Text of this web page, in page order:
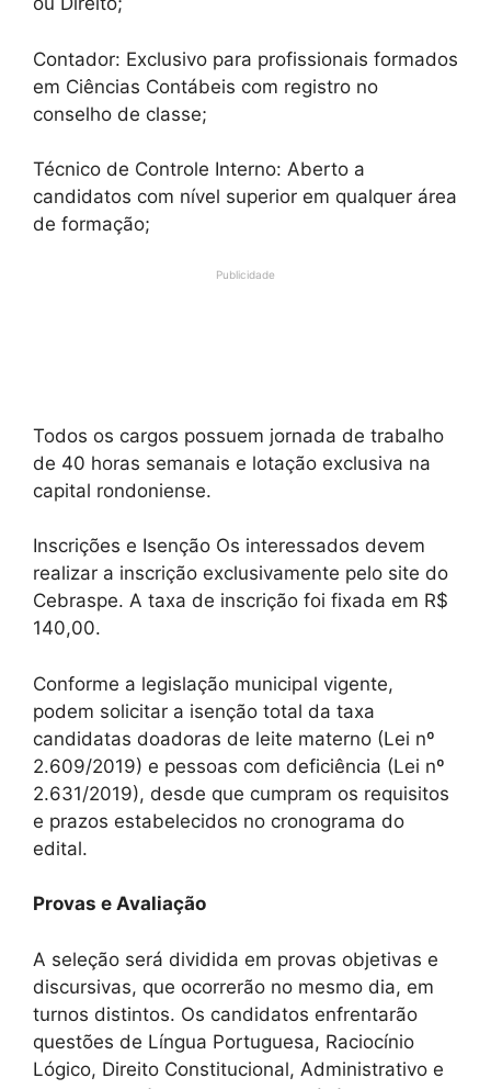
Contador: Exclusivo para profissionais formados
em Ciências Contábeis com registro no
conselho de classe;
Técnico de Controle Interno: Aberto a
candidatos com nível superior em qualquer área
de formação;
Publicidade
Todos os cargos possuem jornada de trabalho
de 40 horas semanais e lotação exclusiva na
capital rondoniense.
Inscrições e Isenção Os interessados devem
realizar a inscrição exclusivamente pelo site do
Cebraspe. A taxa de inscrição foi fixada em R$
140,00.
Conforme a legislação municipal vigente,
podem solicitar a isenção total da taxa
candidatas doadoras de leite materno (Lei nº
2.609/2019) e pessoas com deficiência (Lei nº
2.631/2019), desde que cumpram os requisitos
e prazos estabelecidos no cronograma do
edital.
Provas e Avaliação
A seleção será dividida em provas objetivas e
discursivas, que ocorrerão no mesmo dia, em
turnos distintos. Os candidatos enfrentarão
questões de Língua Portuguesa, Raciocínio
Lógico, Direito Constitucional, Administrativo e